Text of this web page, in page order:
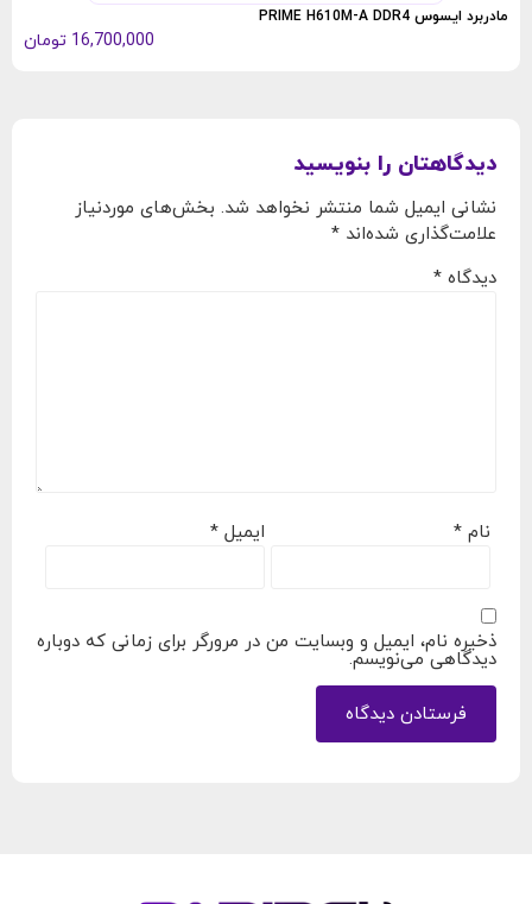
مادربرد ایسوس PRIME H610M-A DDR4
16,700,000 تومان
دیدگاهتان را بنویسید
نشانی ایمیل شما منتشر نخواهد شد. بخش‌های موردنیاز
علامت‌گذاری شده‌اند *
دیدگاه *
نام * ایمیل*
ذخیره نام، ایمیل و وبسایت من در مرورگر برای زمانی که دوباره
دیدگاهی می‌نویسم.